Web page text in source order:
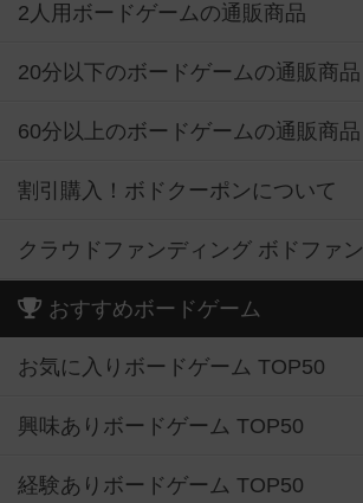
2人用ボードゲームの通販商品
20分以下のボードゲームの通販商品
60分以上のボードゲームの通販商品
割引購入！ボドクーポンについて
クラウドファンディング ボドファン
おすすめボードゲーム
お気に入りボードゲーム TOP50
興味ありボードゲーム TOP50
経験ありボードゲーム TOP50